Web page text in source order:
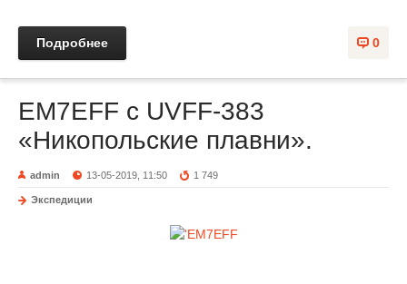
0
Подробнее
EM7EFF c UVFF-383
«Никопольские плавни».
admin 13-05-2019, 11:50 1 749
Экспедиции